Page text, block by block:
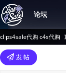
论坛
clips4sale代购 c4s代购